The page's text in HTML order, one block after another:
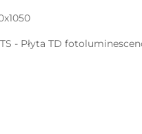
TS - Płyta TD